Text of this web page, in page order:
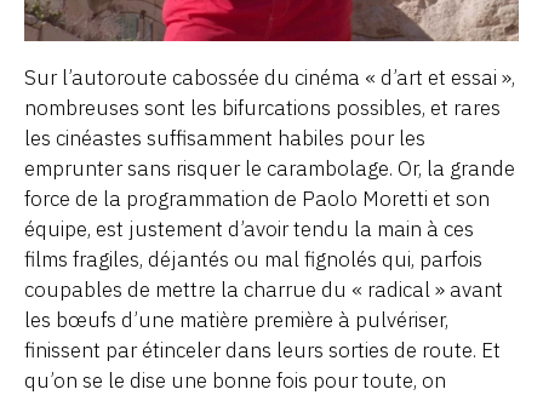
Sur l’autoroute cabossée du cinéma « d’art et essai »,
nombreuses sont les bifurcations possibles, et rares
les cinéastes suffisamment habiles pour les
emprunter sans risquer le carambolage. Or, la grande
force de la programmation de Paolo Moretti et son
équipe, est justement d’avoir tendu la main à ces
films fragiles, déjantés ou mal fignolés qui, parfois
coupables de mettre la charrue du « radical » avant
les bœufs d’une matière première à pulvériser,
finissent par étinceler dans leurs sorties de route. Et
qu’on se le dise une bonne fois pour toute, on